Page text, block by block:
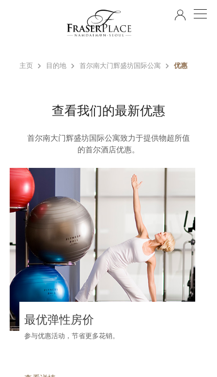
主页 目的地 首尔南大门辉盛坊国际公寓 优惠
查看我们的最新优惠
首尔南大门辉盛坊国际公寓致力于提供物超所值
的首尔酒店优惠。
最优弹性房价
参与优惠活动，节省更多花销。